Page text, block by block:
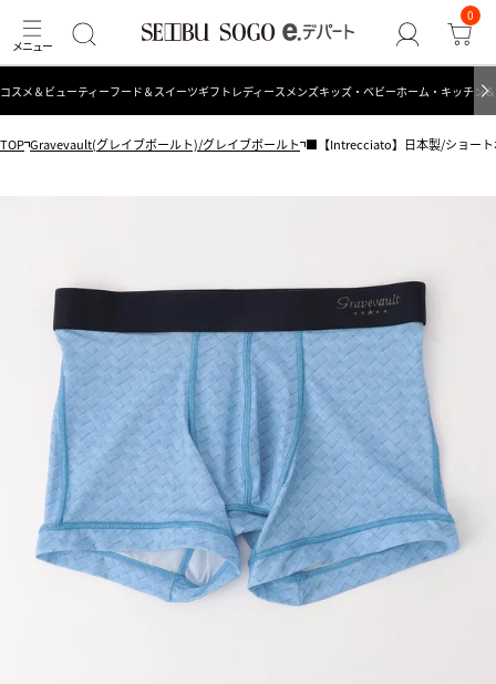
0
コスメ＆ビューティーフード＆スイーツギフト レディース メンズキッズ・ベビーホーム・キッチン
TOP Gravevault(グレイブボールト)/グレイブボールト ■【Intrecciato】日本製/ショート